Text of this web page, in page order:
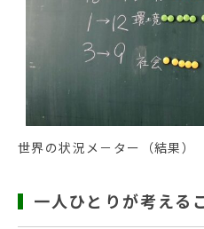
世界の状況メ－ター（結果）
一人ひとりが考える